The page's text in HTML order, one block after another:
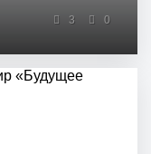
3 0